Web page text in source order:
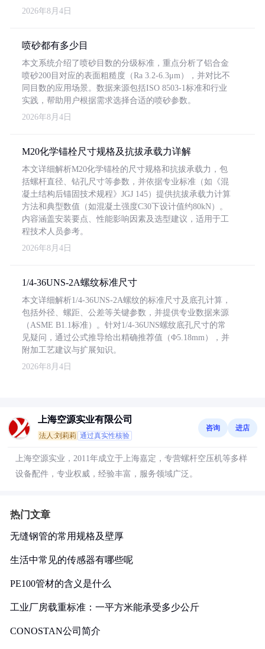
2026年8月4日
喷砂都有多少目
本文系统介绍了喷砂目数的分级标准，重点分析了铝合金
喷砂200目对应的表面粗糙度（Ra 3.2-6.3μm），并对比不
同目数的应用场景。数据来源包括ISO 8503-1标准和行业
实践，帮助用户根据需求选择合适的喷砂参数。
2026年8月4日
M20化学锚栓尺寸规格及抗拔承载力详解
本文详细解析M20化学锚栓的尺寸规格和抗拔承载力，包
括螺杆直径、钻孔尺寸等参数，并依据专业标准（如《混
凝土结构后锚固技术规程》JGJ 145）提供抗拔承载力计算
方法和典型数值（如混凝土强度C30下设计值约80kN）。
内容涵盖安装要点、性能影响因素及选型建议，适用于工
程技术人员参考。
2026年8月4日
1/4-36UNS-2A螺纹标准尺寸
本文详细解析1/4-36UNS-2A螺纹的标准尺寸及底孔计算，
包括外径、螺距、公差等关键参数，并提供专业数据来源
（ASME B1.1标准）。针对1/4-36UNS螺纹底孔尺寸的常
见疑问，通过公式推导给出精确推荐值（Φ5.18mm），并
附加工艺建议与扩展知识。
2026年8月4日
上海空源实业有限公司
法人:刘莉莉 通过真实性核验
咨询 进店
上海空源实业，2011年成立于上海嘉定，专营螺杆空压机等多样
设备配件，专业权威，经验丰富，服务领域广泛。
热门文章
无缝钢管的常用规格及壁厚
生活中常见的传感器有哪些呢
PE100管材的含义是什么
工业厂房载重标准：一平方米能承受多少公斤
CONOSTAN公司简介